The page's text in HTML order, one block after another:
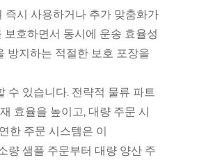
시 사용하거나 추가 맞춤화가
보호하면서 동시에 운송 효율성
방지하는 적절한 보호 포장을
수 있습니다. 전략적 물류 파트
효율을 높이고, 대량 주문 시
한 주문 시스템은 이
량 샘플 주문부터 대량 양산 주